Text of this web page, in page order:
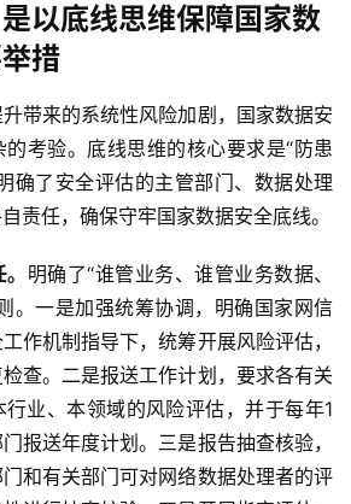
以底线思维保障国家数
措
带来的系统性风险加剧，国家数据安
考验。底线思维的核心要求是“防患
确了安全评估的主管部门、数据处理
责任，确保守牢国家数据安全底线。
明确了“谁管业务、谁管业务数据、
。一是加强统筹协调，明确国家网信
作机制指导下，统筹开展风险评估，
查。二是报送工作计划，要求各有关
业、本领域的风险评估，并于每年1
报送年度计划。三是报告抽查核验，
和有关部门可对网络数据处理者的评